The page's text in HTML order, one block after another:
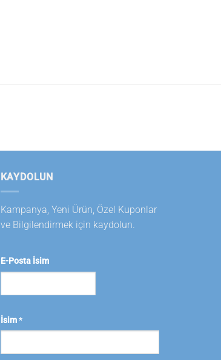
KAYDOLUN
Kampanya, Yeni Ürün, Özel Kuponlar
ve Bilgilendirmek için kaydolun.
E-Posta İsim
İsim*